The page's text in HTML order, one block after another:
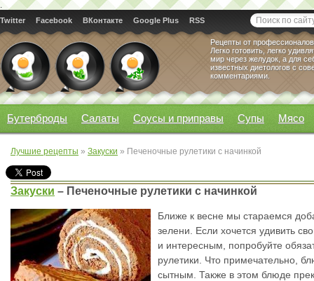
.
Twitter Facebook ВКонтакте Google Plus RSS
Рецепты от
Легко готовить, легко
мир через желудок, а для
известных диетологов с
комментариями.
Бутерброды Салаты Соусы и приправы Супы Мясо
Лучшие рецепты » Закуски » Печеночные рулетики с начинкой
Закуски – Печеночные рулетики с начинкой
Ближе к весне мы стараемся
зелени. Если хочется удивить
и интересным, попробуйте
рулетики. Что примечательно,
сытным. Также в этом блюде